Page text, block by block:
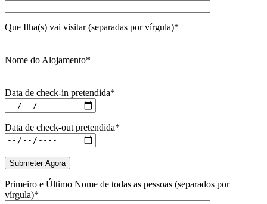
Que Ilha(s) vai visitar (separadas por vírgula)*
Nome do Alojamento*
Data de check-in pretendida*
Data de check-out pretendida*
Primeiro e Último Nome de todas as pessoas (separados por
vírgula)*